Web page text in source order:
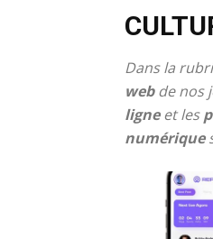
Dans la
webde nos
ligneet les
numérique